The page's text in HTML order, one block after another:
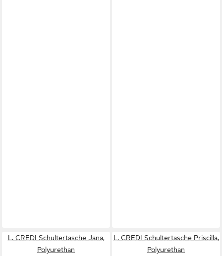
L. CREDI Schultertasche Jana,
Polyurethan
L. CREDI Schultertasche Priscilla,
Polyurethan